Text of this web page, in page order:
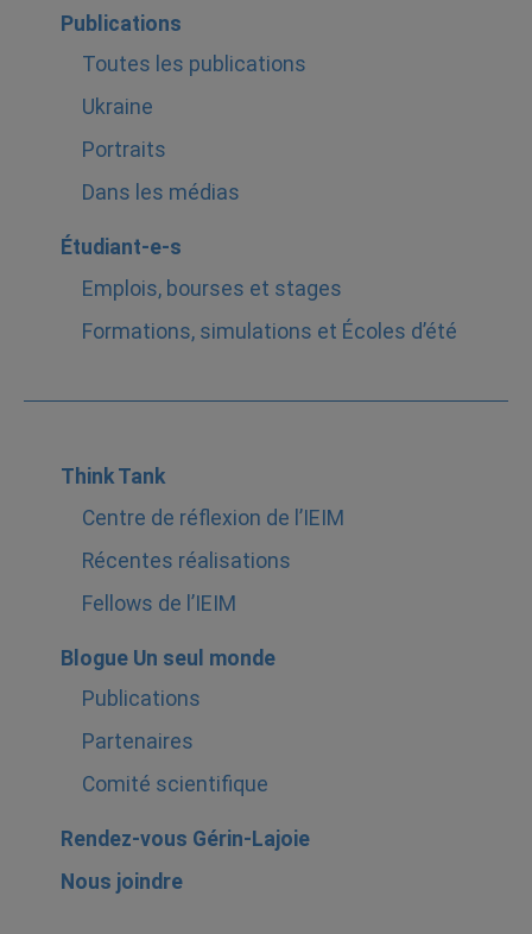
Publications
Toutes les publications
Ukraine
Portraits
Dans les médias
Étudiant-e-s
Emplois, bourses et stages
Formations, simulations et Écoles d’été
Think Tank
Centre de réflexion de l’IEIM
Récentes réalisations
Fellows de l’IEIM
Blogue Un seul monde
Publications
Partenaires
Comité scientifique
Rendez-vous Gérin-Lajoie
Nous joindre